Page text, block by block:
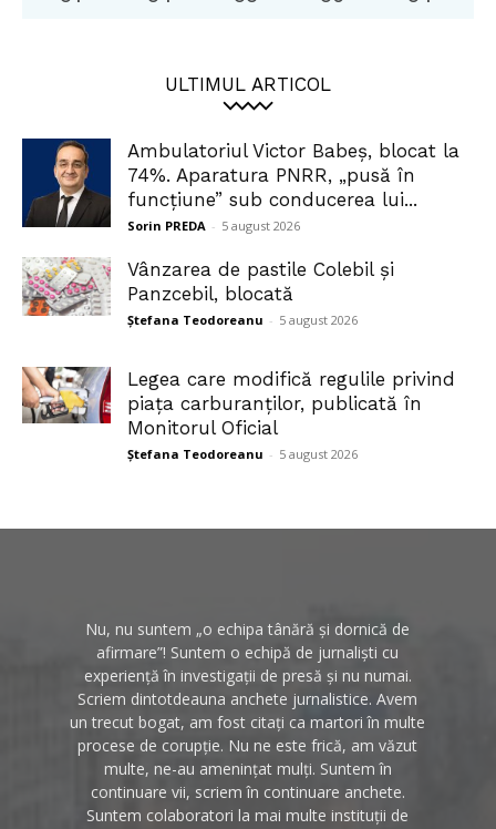
ULTIMUL ARTICOL
Ambulatoriul Victor Babeș, blocat la
74%. Aparatura PNRR, „pusă în
funcțiune” sub conducerea lui...
Sorin PREDA - 5 august 2026
Vânzarea de pastile Colebil și
Panzcebil, blocată
Ștefana Teodoreanu - 5 august 2026
Legea care modifică regulile privind
piața carburanților, publicată în
Monitorul Oficial
Ștefana Teodoreanu - 5 august 2026
Nu, nu suntem „o echipa tânără și dornică de
afirmare”! Suntem o echipă de jurnaliști cu
experiență în investigații de presă și nu numai.
Scriem dintotdeauna anchete jurnalistice. Avem
un trecut bogat, am fost citați ca martori în multe
procese de corupție. Nu ne este frică, am văzut
multe, ne-au amenințat mulți. Suntem în
continuare vii, scriem în continuare anchete.
Suntem colaboratori la mai multe instituții de